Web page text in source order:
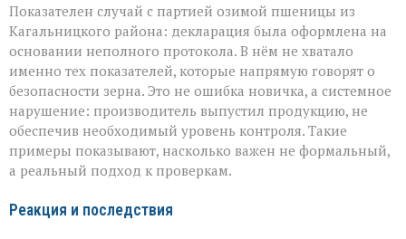
Показателен случай с партией озимой пшеницы из
Кагальницкого района: декларация была оформлена на
основании неполного протокола. В нём не хватало
именно тех показателей, которые напрямую говорят о
безопасности зерна. Это не ошибка новичка, а системное
нарушение: производитель выпустил продукцию, не
обеспечив необходимый уровень контроля. Такие
примеры показывают, насколько важен не формальный,
а реальный подход к проверкам.
Реакция и последствия